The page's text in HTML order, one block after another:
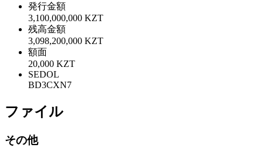
発行金額
3,100,000,000 KZT
残高金額
3,098,200,000 KZT
額面
20,000 KZT
SEDOL
BD3CXN7
ファイル
その他